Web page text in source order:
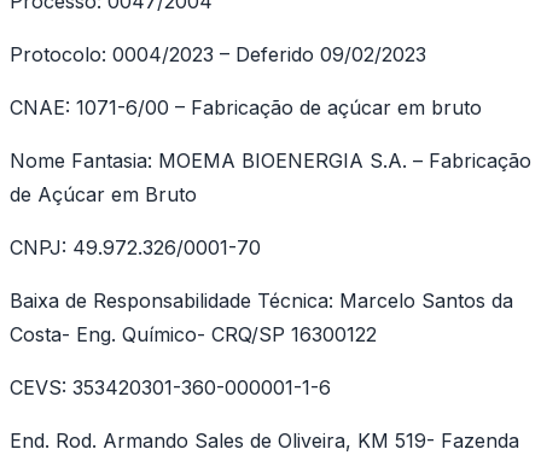
Protocolo: 0004/2023 – Deferido 09/02/2023
CNAE: 1071-6/00 – Fabricação de açúcar em bruto
Nome Fantasia: MOEMA BIOENERGIA S.A. – Fabricação
de Açúcar em Bruto
CNPJ: 49.972.326/0001-70
Baixa de Responsabilidade Técnica: Marcelo Santos da
Costa- Eng. Químico- CRQ/SP 16300122
CEVS: 353420301-360-000001-1-6
End. Rod. Armando Sales de Oliveira, KM 519- Fazenda